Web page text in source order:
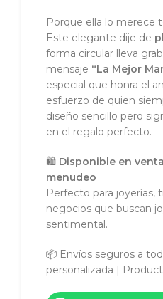
Porque ella lo merece
Este elegante dije de
forma circular lleva
mensaje “La Mejor
especial que honra el
esfuerzo de quien
diseño sencillo pero
en el regalo perfecto.
🛍️ Disponible en
menudeo
Perfecto para joyerías,
negocios que buscan
sentimental.
📦 Envíos seguros a
personalizada |